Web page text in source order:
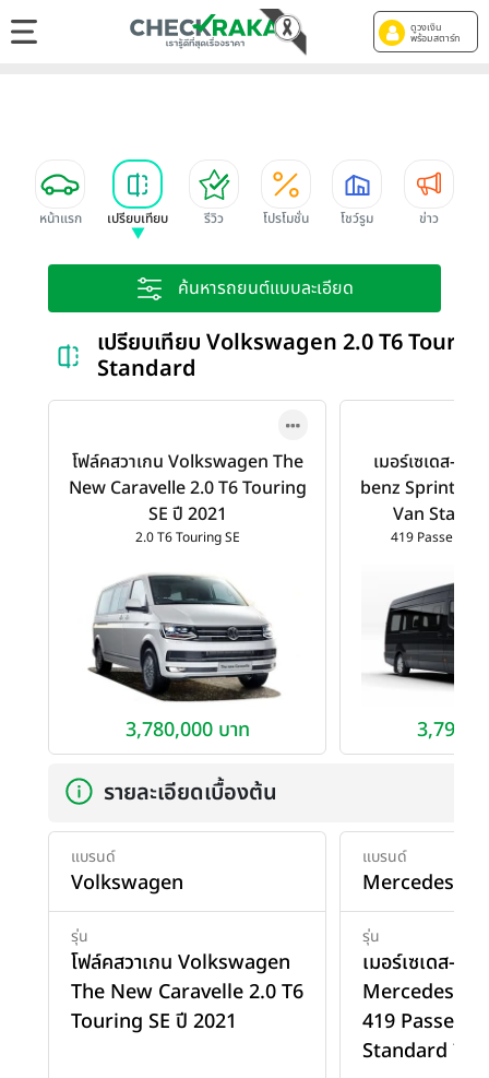
ดูวงเงิน
พร้อมสตาร์ท
หน้าแรก เปรียบเทียบ รีวิว โปรโมชั่น โชว์รูม ข่าว
ค้นหารถยนต์แบบละเอียด
เปรียบเทียบ Volkswagen 2.0 T6
Standard
โฟล์คสวาเกน Volkswagen The
New Caravelle 2.0 T6 Touring
SE ปี 2021
2.0 T6 Touring SE
3,780,000 บาท
เมอร์เซเดส-เบ
benz Sprinter
Van
419 Passenger
รายละเอียดเบื้องต้น
แบรนด์
Volkswagen
รุ่น
โฟล์คสวาเกน Volkswagen
The New Caravelle 2.0 T6
Touring SE ปี 2021
แบรนด์
Mercedes-
รุ่น
เมอร์เซเดส-เบ
Mercedes-
419
Standard ปี